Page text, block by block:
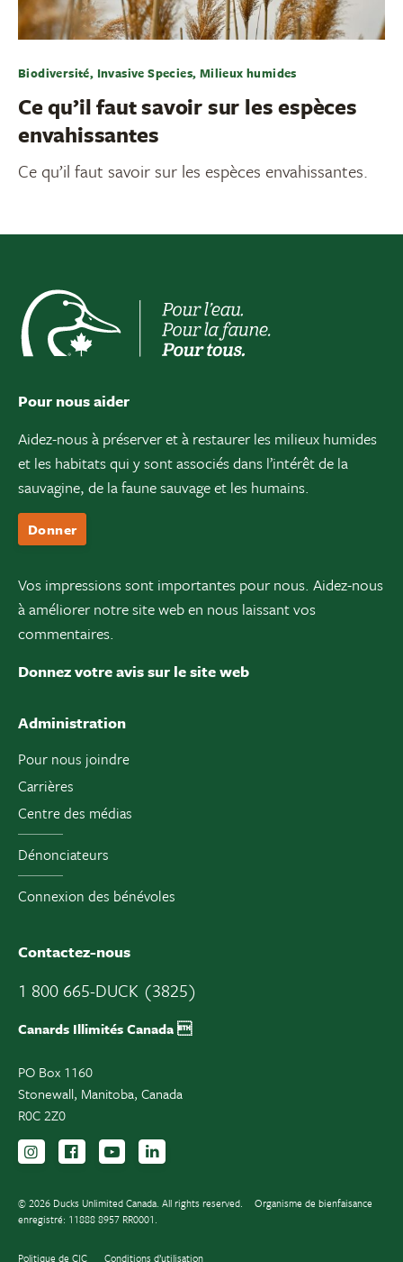
Biodiversité, Invasive Species, Milieux humides
Ce qu’il faut savoir sur les espèces
envahissantes
Ce qu’il faut savoir sur les espèces envahissantes.
Pour nous aider
Aidez-nous à préserver et à restaurer les milieux humides
et les habitats qui y sont associés dans l’intérêt de la
sauvagine, de la faune sauvage et les humains.
Donner
Vos impressions sont importantes pour nous. Aidez-nous
à améliorer notre site web en nous laissant vos
commentaires.
Donnez votre avis sur le site web
Administration
Pour nous joindre
Carrières
Centre des médias
Dénonciateurs
Connexion des bénévoles
Contactez-nous
1 800 665-DUCK (3825)
Canards Illimités Canada 
PO Box 1160
Stonewall, Manitoba, Canada
R0C 2Z0
Suivez-nous sur Instagram
Suivez-nous sur Facebook
Inscrivez-vous sur YouTube
© 2026 Ducks Unlimited Canada. All rights reserved.
Organisme de bienfaisance
enregistré: 11888 8957 RR0001.
Politique de CIC Conditions d’utilisation